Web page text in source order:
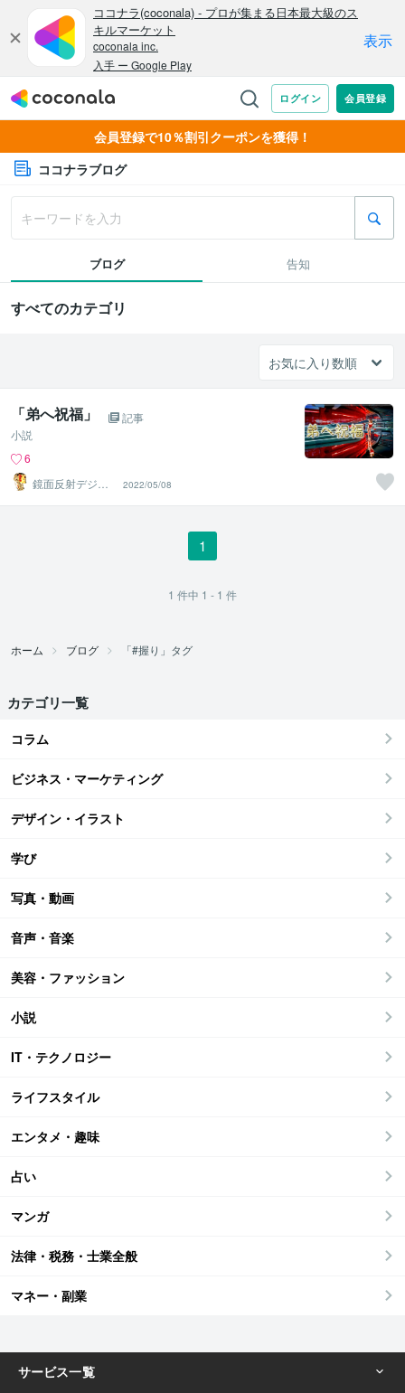
会員登録で10％割引クーポンを獲得！
ココナラブログ
ブログ 告知
すべてのカテゴリ
「弟へ祝福」
記事
小説
6
鏡面反射デジタ
ルアート製作所
（鈴木穣）
2022/05/08
1
1 件中 1 - 1 件
ホーム ブログ 「#握り」タグ
カテゴリ一覧
コラム
ビジネス・マーケティング
デザイン・イラスト
学び
写真・動画
音声・音楽
美容・ファッション
小説
IT・テクノロジー
ライフスタイル
エンタメ・趣味
占い
マンガ
法律・税務・士業全般
マネー・副業